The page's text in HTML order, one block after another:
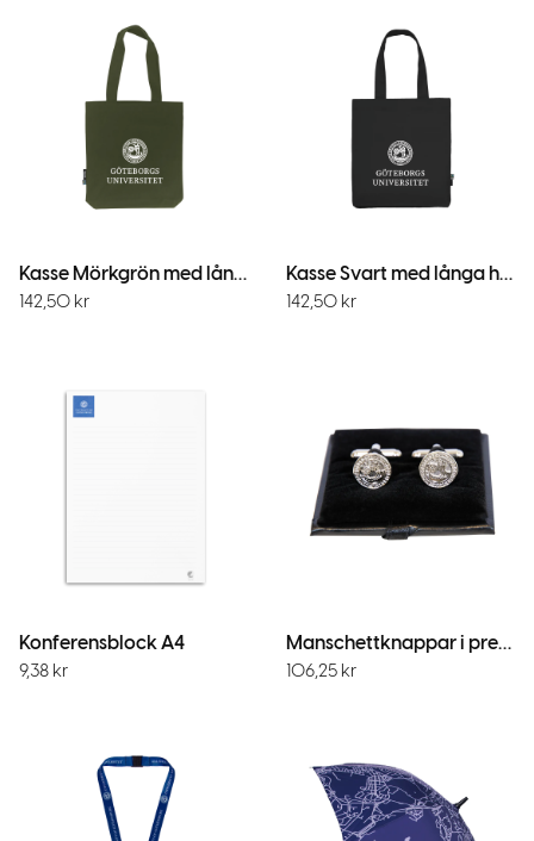
Kasse Mörkgrön med långa handtag och botten
142,50 kr
Kasse Svart med långa handtag och botten
142,50 kr
Konferensblock A4
9,38 kr
Manschettknappar i presentask
106,25 kr